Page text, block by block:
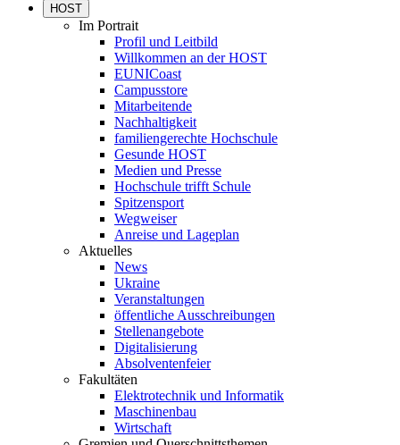
HOST
Im Portrait
Profil und Leitbild
Willkommen an der HOST
EUNICoast
Campusstore
Mitarbeitende
Nachhaltigkeit
familiengerechte Hochschule
Gesunde HOST
Medien und Presse
Hochschule trifft Schule
Spitzensport
Wegweiser
Anreise und Lageplan
Aktuelles
News
Ukraine
Veranstaltungen
öffentliche Ausschreibungen
Stellenangebote
Digitalisierung
Absolventenfeier
Fakultäten
Elektrotechnik und Informatik
Maschinenbau
Wirtschaft